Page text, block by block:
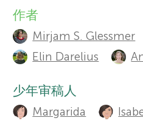
t
i
e
r
A
u
h
o
作者
Mirjam S. Glessmer
Elin Darelius
少年审稿人
Margarida